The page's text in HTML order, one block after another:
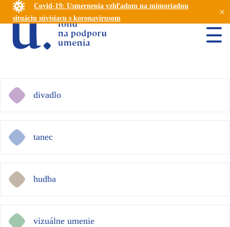
Covid-19: Usmernenia vzhľadom na mimoriadnu
situáciu súvisiacu s koronavírusom
×
divadlo
tanec
hudba
vizuálne umenie